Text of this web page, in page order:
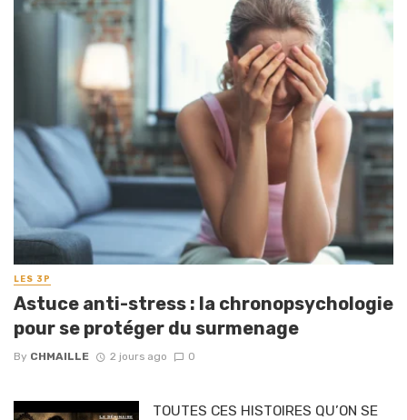
LES 3P
Astuce anti-stress : la chronopsychologie
pour se protéger du surmenage
By CHMAILLE 2 jours ago 0
TOUTES CES HISTOIRES QU’ON SE